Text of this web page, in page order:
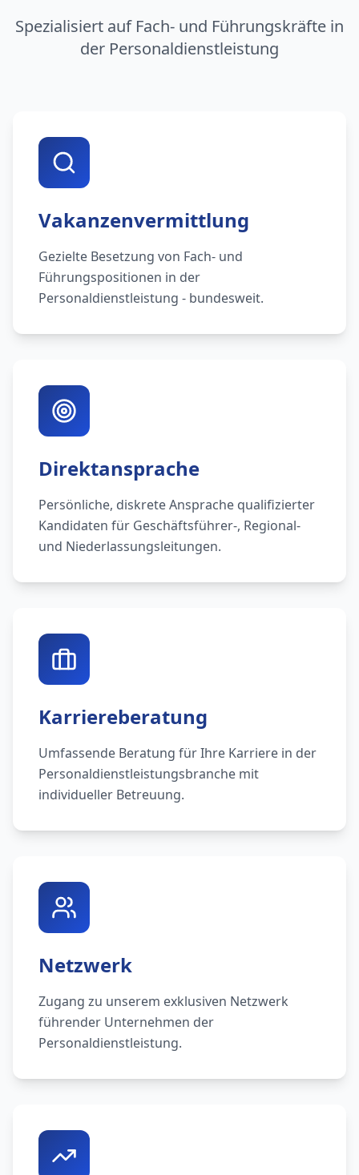
Spezialisiert auf Fach- und Führungskräfte in
der Personaldienstleistung
Vakanzenvermittlung
Gezielte Besetzung von Fach- und
Führungspositionen in der
Personaldienstleistung - bundesweit.
Direktansprache
Persönliche, diskrete Ansprache qualifizierter
Kandidaten für Geschäftsführer-, Regional-
und Niederlassungsleitungen.
Karriereberatung
Umfassende Beratung für Ihre Karriere in der
Personaldienstleistungsbranche mit
individueller Betreuung.
Netzwerk
Zugang zu unserem exklusiven Netzwerk
führender Unternehmen der
Personaldienstleistung.